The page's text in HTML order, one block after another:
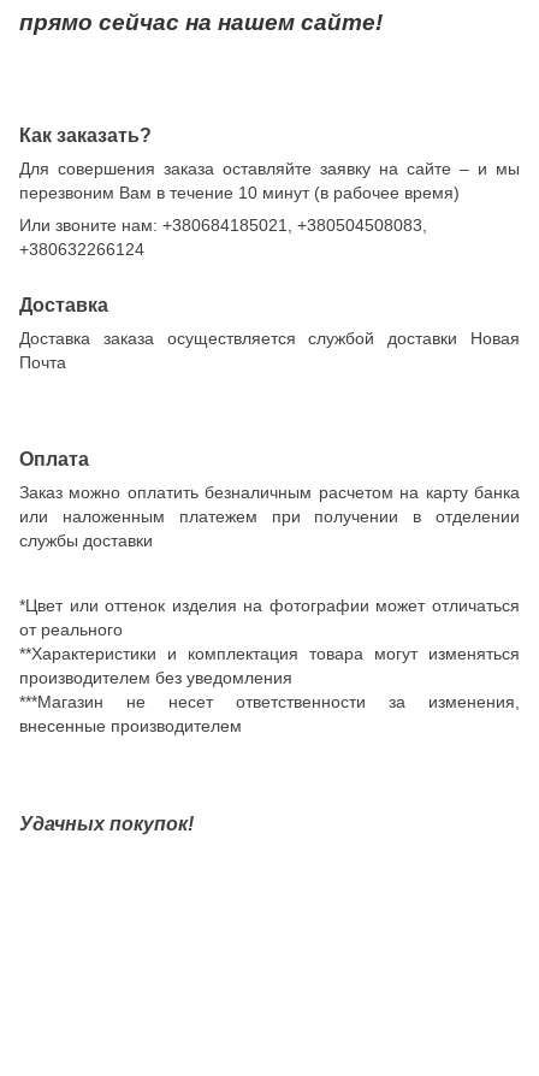
прямо сейчас на нашем сайте!
Как заказать?
Для совершения заказа оставляйте заявку на сайте – и мы
перезвоним Вам в течение 10 минут (в рабочее время)
Или звоните нам: +380684185021, +380504508083,
+380632266124
Доставка
Доставка заказа осуществляется службой доставки Новая
Почта
Оплата
Заказ можно оплатить безналичным расчетом на карту банка
или наложенным платежем при получении в отделении
службы доставки
*Цвет или оттенок изделия на фотографии может отличаться
от реального
**Характеристики и комплектация товара могут изменяться
производителем без уведомления
***Магазин не несет ответственности за изменения,
внесенные производителем
Удачных покупок!